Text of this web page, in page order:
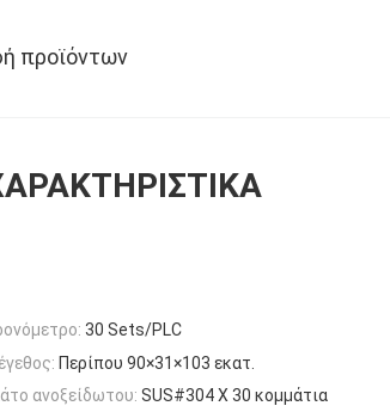
προϊόντων
30 Sets/PLC
Περίπου 90×31×103 εκατ.
ανοξείδωτου: SUS#304 Χ 30 κομμάτια